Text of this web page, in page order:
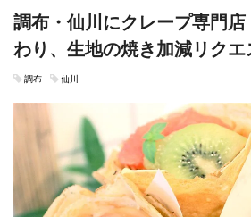
調布・仙川にクレープ専門
わり、生地の焼き加減リクエ
調布 仙川